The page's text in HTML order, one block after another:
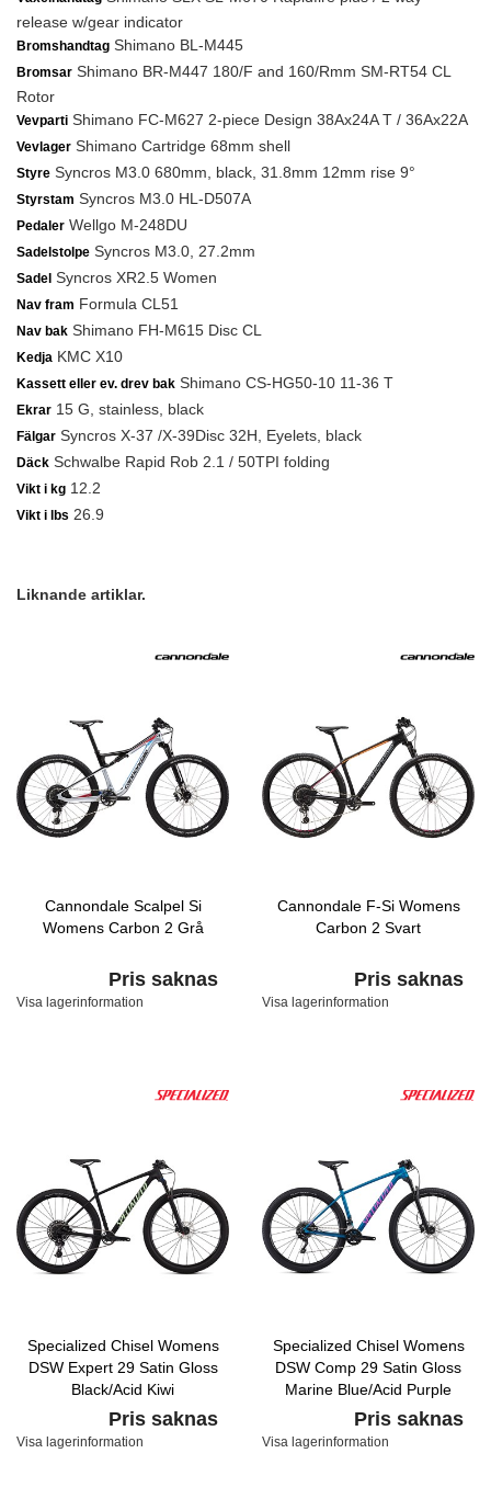
release w/gear indicator
Bromshandtag Shimano BL-M445
Bromsar Shimano BR-M447 180/F and 160/Rmm SM-RT54 CL
Rotor
Vevparti Shimano FC-M627 2-piece Design 38Ax24A T / 36Ax22A
Vevlager Shimano Cartridge 68mm shell
Styre Syncros M3.0 680mm, black, 31.8mm 12mm rise 9°
Styrstam Syncros M3.0 HL-D507A
Pedaler Wellgo M-248DU
Sadelstolpe Syncros M3.0, 27.2mm
Sadel Syncros XR2.5 Women
Nav fram Formula CL51
Nav bak Shimano FH-M615 Disc CL
Kedja KMC X10
Kassett eller ev. drev bak Shimano CS-HG50-10 11-36 T
Ekrar 15 G, stainless, black
Fälgar Syncros X-37 /X-39Disc 32H, Eyelets, black
Däck Schwalbe Rapid Rob 2.1 / 50TPI folding
Vikt i kg 12.2
Vikt i lbs 26.9
Liknande artiklar.
Cannondale Scalpel Si
Womens Carbon 2 Grå
Pris saknas
Visa lagerinformation
Cannondale F-Si Womens
Carbon 2 Svart
Pris saknas
Visa lagerinformation
Specialized Chisel Womens
DSW Expert 29 Satin Gloss
Black/Acid Kiwi
Pris saknas
Visa lagerinformation
Specialized Chisel Womens
DSW Comp 29 Satin Gloss
Marine Blue/Acid Purple
Pris saknas
Visa lagerinformation